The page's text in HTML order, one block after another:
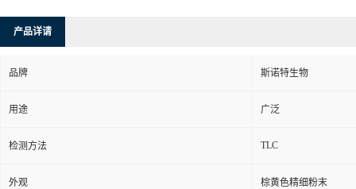
产品详请
品牌 斯诺特生物
用途 广泛
检测方法 TLC
外观 棕黄色精细粉末